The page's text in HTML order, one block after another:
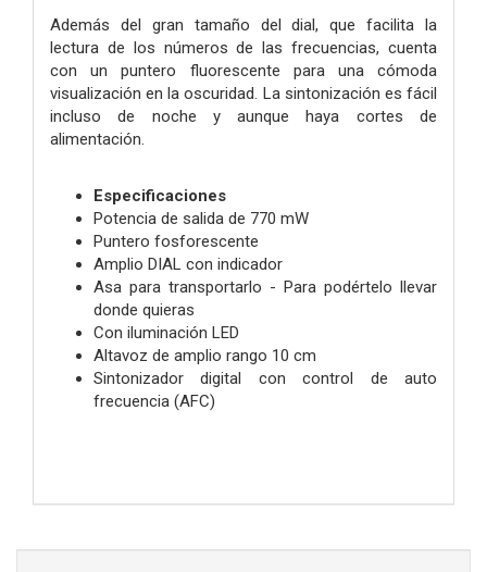
Además del gran tamaño del dial, que facilita la
lectura de los números de las frecuencias, cuenta
con un puntero fluorescente para una cómoda
visualización en la oscuridad. La sintonización es fácil
incluso de noche y aunque haya cortes de
alimentación.
Especificaciones
Potencia de salida de 770 mW
Puntero fosforescente
Amplio DIAL con indicador
Asa para transportarlo - Para podértelo llevar
donde quieras
Con iluminación LED
Altavoz de amplio rango 10 cm
Sintonizador digital con control de auto
frecuencia (AFC)